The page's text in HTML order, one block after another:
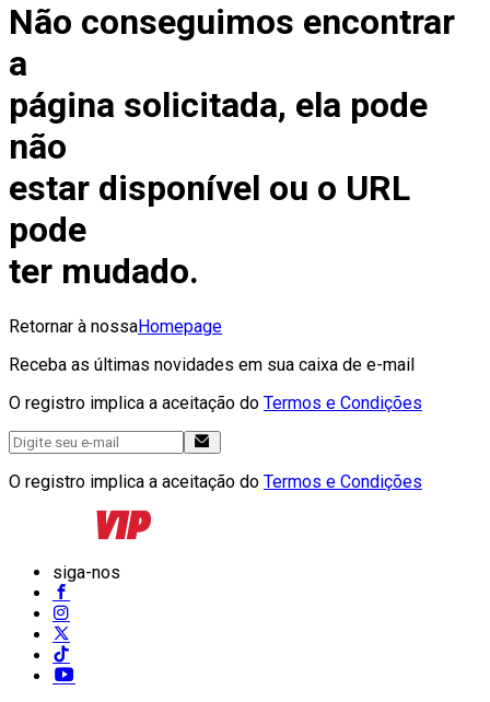
Não conseguimos encontrar
a
página solicitada, ela pode
não
estar disponível ou o URL
pode
ter mudado.
Retornar à nossaHomepage
Receba as últimas novidades em sua caixa de e-mail
O registro implica a aceitação do Termos e Condições
O registro implica a aceitação do Termos e Condições
siga-nos